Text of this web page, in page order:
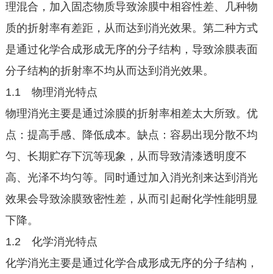
理混合，加入固态物质导致涂膜中相容性差、几种物
质的折射率有差距，从而达到消光效果。第二种方式
是通过化学合成形成无序的分子结构，导致涂膜表面
分子结构的折射率不均从而达到消光效果。
1.1 物理消光特点
物理消光主要是通过涂膜的折射率相差太大所致。优
点：提高手感、降低成本。缺点：容易出现分散不均
匀、长期贮存下沉等现象，从而导致清漆透明度不
高、光泽不均匀等。同时通过加入消光剂来达到消光
效果会导致涂膜致密性差，从而引起耐化学性能明显
下降。
1.2 化学消光特点
化学消光主要是通过化学合成形成无序的分子结构，